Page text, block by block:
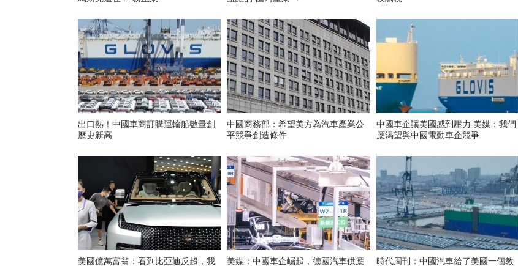
出口熱！中國車商訂購運輸船數量創
歷史新高
中國商務部：希望美方為汽車產業公
平競爭創造條件
中國車企讓美國感到壓力 美媒：我們
應渴望與中國電動車企競爭
美國億萬富翁：看到比亞迪反超，我 美媒：中國車企崛起，德國汽車供應 時代周刊：中國汽車給了美國一個教